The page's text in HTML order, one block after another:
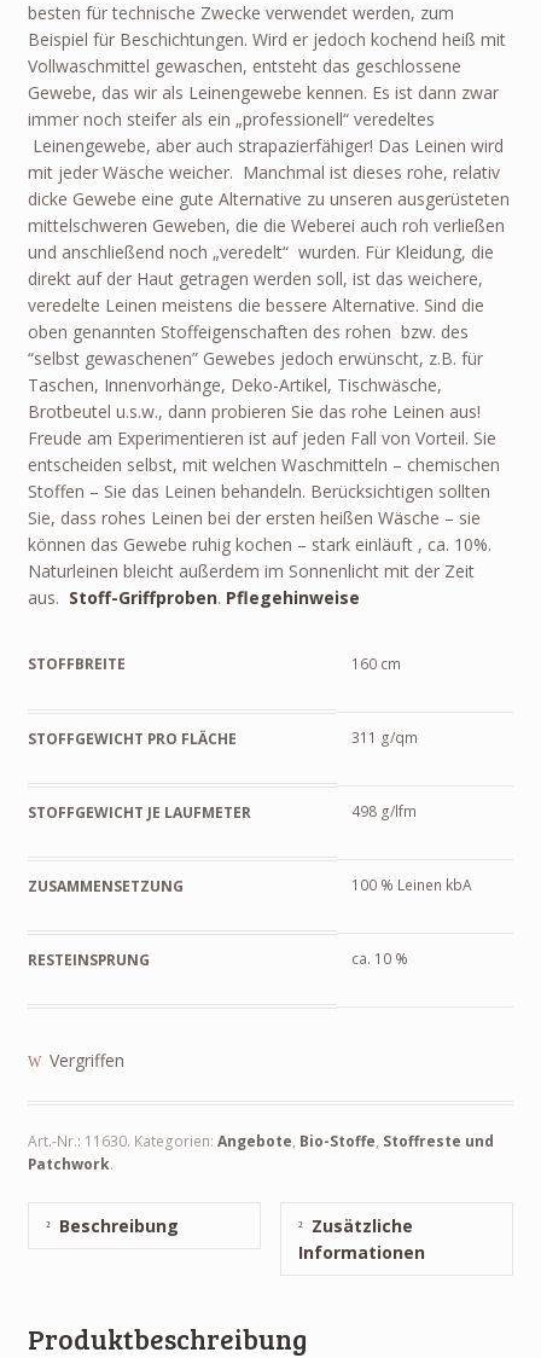
besten für technische Zwecke verwendet werden, zum
Beispiel für Beschichtungen. Wird er jedoch kochend heiß mit
Vollwaschmittel gewaschen, entsteht das geschlossene
Gewebe, das wir als Leinengewebe kennen. Es ist dann zwar
immer noch steifer als ein „professionell“ veredeltes
Leinengewebe, aber auch strapazierfähiger! Das Leinen wird
mit jeder Wäsche weicher. Manchmal ist dieses rohe, relativ
dicke Gewebe eine gute Alternative zu unseren ausgerüsteten
mittelschweren Geweben, die die Weberei auch roh verließen
und anschließend noch „veredelt“ wurden. Für Kleidung, die
direkt auf der Haut getragen werden soll, ist das weichere,
veredelte Leinen meistens die bessere Alternative. Sind die
oben genannten Stoffeigenschaften des rohen bzw. des
“selbst gewaschenen” Gewebes jedoch erwünscht, z.B. für
Taschen, Innenvorhänge, Deko-Artikel, Tischwäsche,
Brotbeutel u.s.w., dann probieren Sie das rohe Leinen aus!
Freude am Experimentieren ist auf jeden Fall von Vorteil. Sie
entscheiden selbst, mit welchen Waschmitteln – chemischen
Stoffen – Sie das Leinen behandeln. Berücksichtigen sollten
Sie, dass rohes Leinen bei der ersten heißen Wäsche – sie
können das Gewebe ruhig kochen – stark einläuft , ca. 10%.
Naturleinen bleicht außerdem im Sonnenlicht mit der Zeit
aus. Stoff-Griffproben. Pflegehinweise
STOFFBREITE 160 cm
STOFFGEWICHT PRO FLÄCHE 311 g/qm
STOFFGEWICHT JE LAUFMETER 498 g/lfm
ZUSAMMENSETZUNG 100 % Leinen kbA
RESTEINSPRUNG ca. 10 %
Vergriffen
Art.-Nr.: 11630. Kategorien: Angebote, Bio-Stoffe, Stoffreste und
Patchwork.
Beschreibung
Zusätzliche
Informationen
Produktbeschreibung